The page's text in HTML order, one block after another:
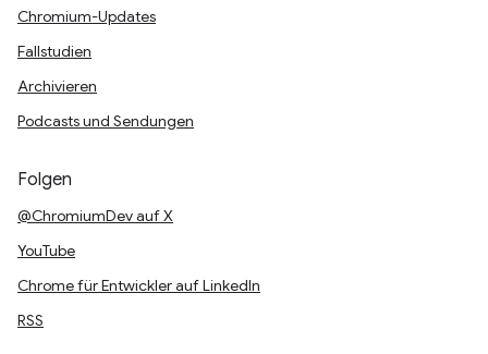
Chromium-Updates
Fallstudien
Archivieren
Podcasts und Sendungen
Folgen
@ChromiumDev auf X
YouTube
Chrome für Entwickler auf LinkedIn
RSS